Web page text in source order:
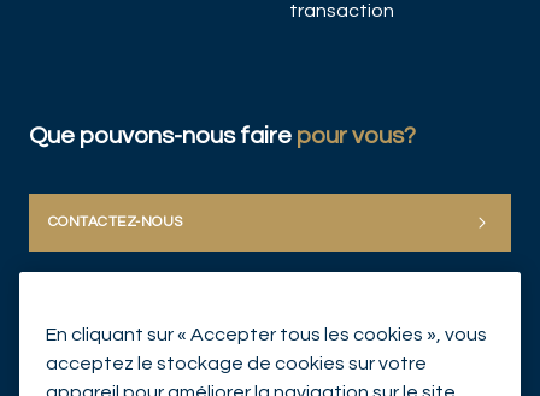
transaction
Que pouvons-nous faire pour vous?
CONTACTEZ-NOUS
En cliquant sur « Accepter tous les cookies », vous
acceptez le stockage de cookies sur votre